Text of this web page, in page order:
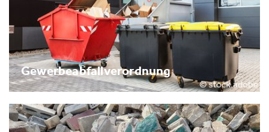
Gewerbeabfallverordnung